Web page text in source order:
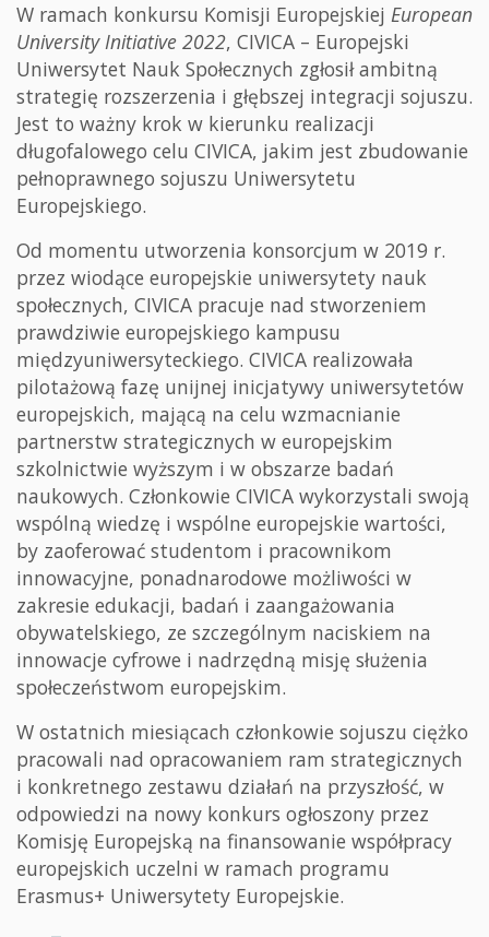
W ramach konkursu Komisji Europejskiej European
University Initiative 2022, CIVICA – Europejski
Uniwersytet Nauk Społecznych zgłosił ambitną
strategię rozszerzenia i głębszej integracji sojuszu.
Jest to ważny krok w kierunku realizacji
długofalowego celu CIVICA, jakim jest zbudowanie
pełnoprawnego sojuszu Uniwersytetu
Europejskiego.
Od momentu utworzenia konsorcjum w 2019 r.
przez wiodące europejskie uniwersytety nauk
społecznych, CIVICA pracuje nad stworzeniem
prawdziwie europejskiego kampusu
międzyuniwersyteckiego. CIVICA realizowała
pilotażową fazę unijnej inicjatywy uniwersytetów
europejskich, mającą na celu wzmacnianie
partnerstw strategicznych w europejskim
szkolnictwie wyższym i w obszarze badań
naukowych. Członkowie CIVICA wykorzystali swoją
wspólną wiedzę i wspólne europejskie wartości,
by zaoferować studentom i pracownikom
innowacyjne, ponadnarodowe możliwości w
zakresie edukacji, badań i zaangażowania
obywatelskiego, ze szczególnym naciskiem na
innowacje cyfrowe i nadrzędną misję służenia
społeczeństwom europejskim.
W ostatnich miesiącach członkowie sojuszu ciężko
pracowali nad opracowaniem ram strategicznych
i konkretnego zestawu działań na przyszłość, w
odpowiedzi na nowy konkurs ogłoszony przez
Komisję Europejską na finansowanie współpracy
europejskich uczelni w ramach programu
Erasmus+ Uniwersytety Europejskie.